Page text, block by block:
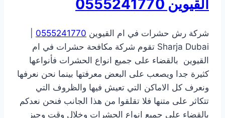
القيوين 0555241770
شركة رش حشرات في ام القيوين 0555241770
Sharja Dubai تقوم شركة مكافحة حشرات في ام
القيوين بالقضاء على جميع انواع الحشرات فأنواعها
كثيرة جدا ويصعب على البعض معرفتها بينما نحن نعرفها
ونعرف كل الاماكن التي تعيش فيها والظروف التي
تتكاثر على متنها فلا تقلقوا من هذا الجانب فنحن نعدكم
بالقضاء على جميع انواع الحشرات وخلال وقت وجيز